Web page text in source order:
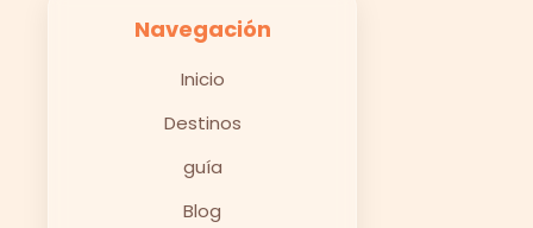
Navegación
Inicio
Destinos
guía
Blog